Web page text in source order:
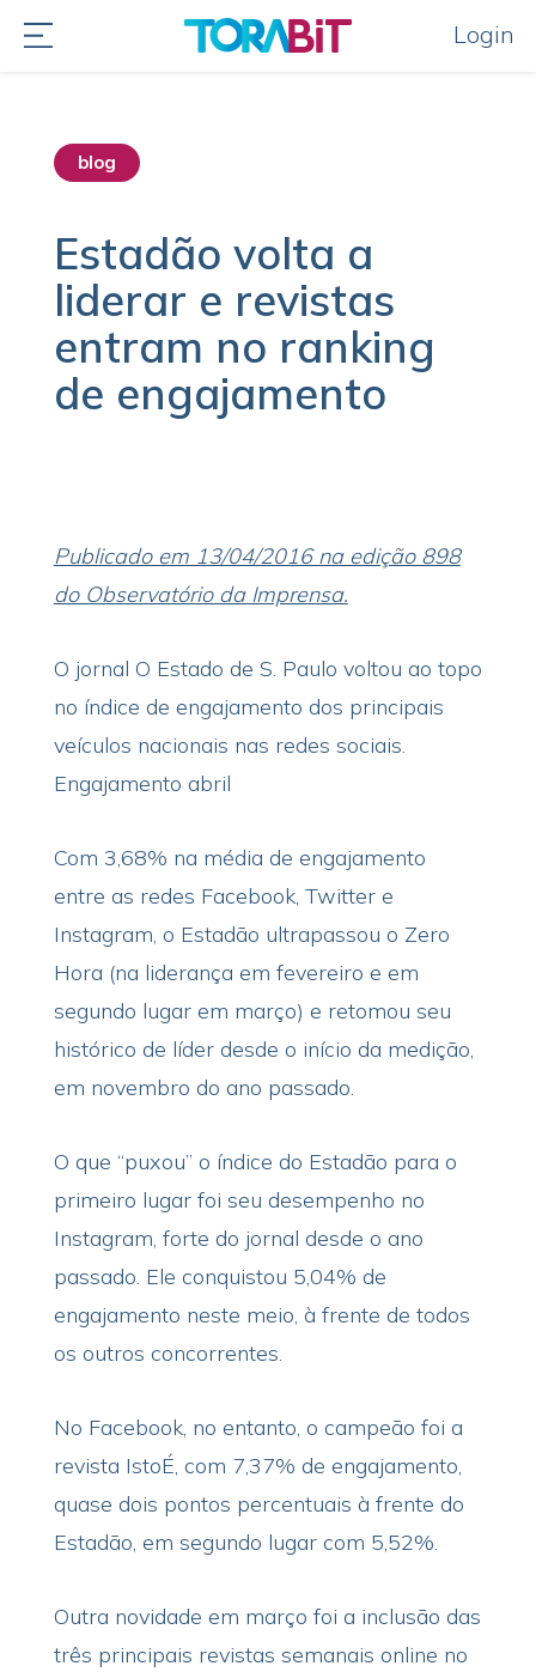
Login
blog
Estadão volta a
liderar e revistas
entram no ranking
de engajamento
Publicado em 13/04/2016 na edição 898
do Observatório da Imprensa.
O jornal O Estado de S. Paulo voltou ao topo
no índice de engajamento dos principais
veículos nacionais nas redes sociais.
Engajamento abril
Com 3,68% na média de engajamento
entre as redes Facebook, Twitter e
Instagram, o Estadão ultrapassou o Zero
Hora (na liderança em fevereiro e em
segundo lugar em março) e retomou seu
histórico de líder desde o início da medição,
em novembro do ano passado.
O que “puxou” o índice do Estadão para o
primeiro lugar foi seu desempenho no
Instagram, forte do jornal desde o ano
passado. Ele conquistou 5,04% de
engajamento neste meio, à frente de todos
os outros concorrentes.
No Facebook, no entanto, o campeão foi a
revista IstoÉ, com 7,37% de engajamento,
quase dois pontos percentuais à frente do
Estadão, em segundo lugar com 5,52%.
Outra novidade em março foi a inclusão das
três principais revistas semanais online no